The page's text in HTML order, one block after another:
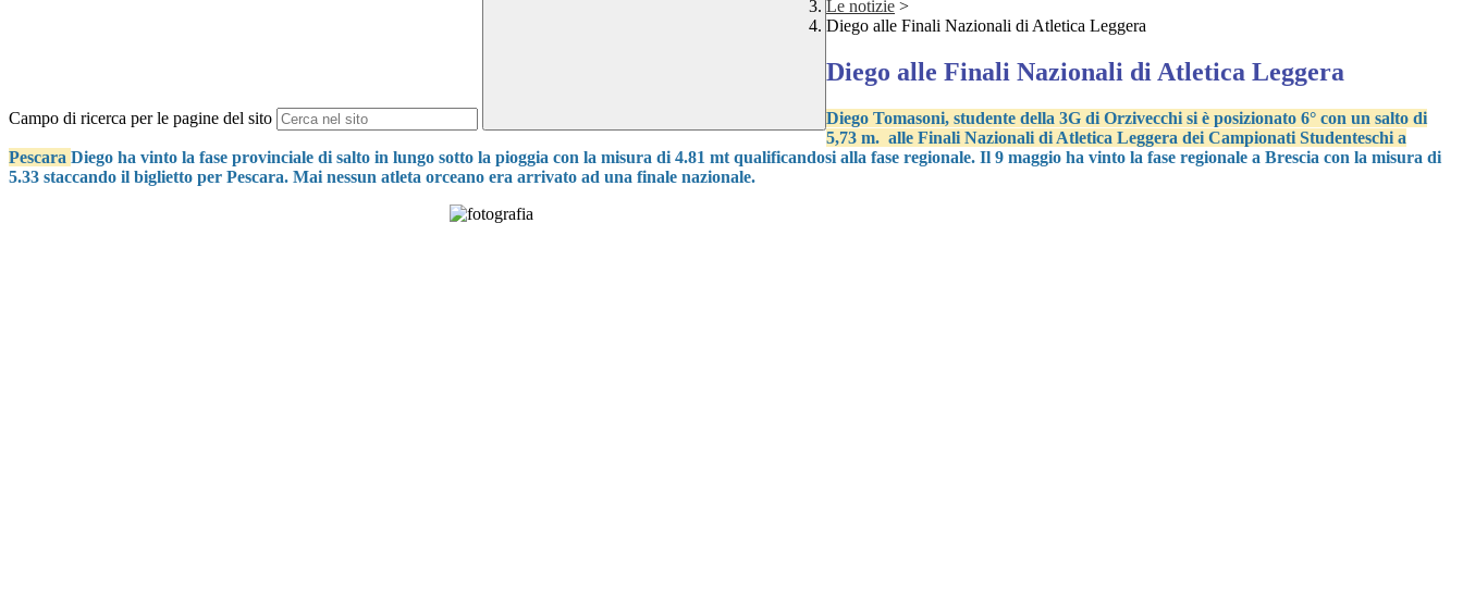
Campo di ricerca per le pagine del sito
Le notizie >
Diego alle Finali Nazionali di Atletica Leggera
Diego alle Finali Nazionali di Atletica Leggera
Diego Tomasoni, studente della 3G di Orzivecchi si è posizionato 6° con un salto di
5,73 m. alle Finali Nazionali di Atletica Leggera dei Campionati Studenteschi a
Pescara Diego ha vinto la fase provinciale di salto in lungo sotto la pioggia con la misura di 4.81 mt qualificandosi alla fase regionale. Il 9 maggio ha vinto la fase regionale a Brescia con la misura di
5.33 staccando il biglietto per Pescara. Mai nessun atleta orceano era arrivato ad una finale nazionale.